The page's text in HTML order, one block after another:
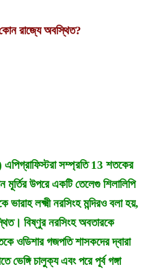
কোন রাজ্যে অবস্থিত?
সম্প্রতি 13 শতকের
মূর্তির উপরে একটি তেলেগু শিলালিপি
ভারাহ লক্ষ্মী নরসিংহ মন্দিরও বলা হয়,
বিষ্ণুর নরসিংহ অবতারকে
ওডিশার গজপতি শাসকদের দ্বারা
ভেঙ্গি চালুক্য এবং পরে পূর্ব গঙ্গা